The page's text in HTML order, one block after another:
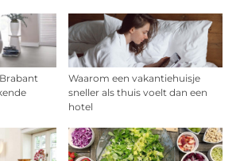
Waarom een vakantiehuisje
sneller als thuis voelt dan een
hotel